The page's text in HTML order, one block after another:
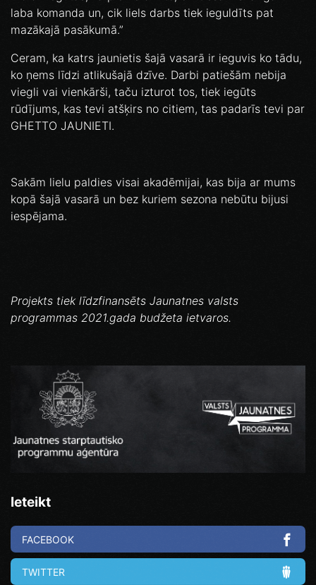
laba komanda un, cik liels darbs tiek ieguldīts pat
mazākajā pasākumā.”
Ceram, ka katrs jaunietis šajā vasarā ir ieguvis ko tādu,
ko ņems līdzi atlikušajā dzīve. Darbi patiešām nebija
viegli vai vienkārši, taču izturot tos, tiek iegūts
rūdījums, kas tevi atšķirs no citiem, tas padarīs tevi par
GHETTO JAUNIETI.
Sakām lielu paldies visai akadēmijai, kas bija ar mums
kopā šajā vasarā un bez kuriem sezona nebūtu bijusi
iespējama.
Projekts tiek līdzfinansēts Jaunatnes valsts
programmas 2021.gada budžeta ietvaros.
Ieteikt
FACEBOOK
TWITTER